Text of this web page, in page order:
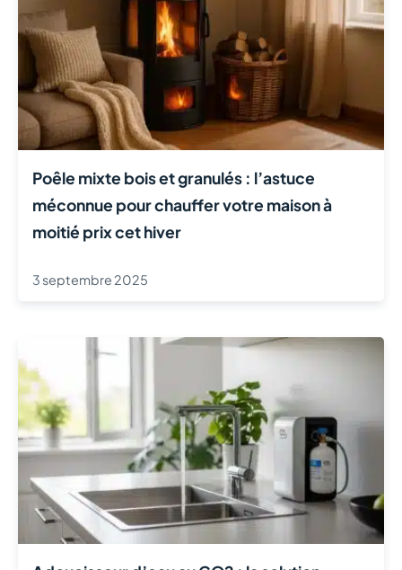
Poêle mixte bois et granulés : l’astuce
méconnue pour chauffer votre maison à
moitié prix cet hiver
3 septembre 2025